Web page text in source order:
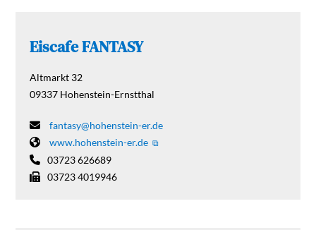
Eiscafe FANTASY
Altmarkt 32
09337 Hohenstein-Ernstthal
fantasy@hohenstein-er.de
www.hohenstein-er.de
03723 626689
03723 4019946